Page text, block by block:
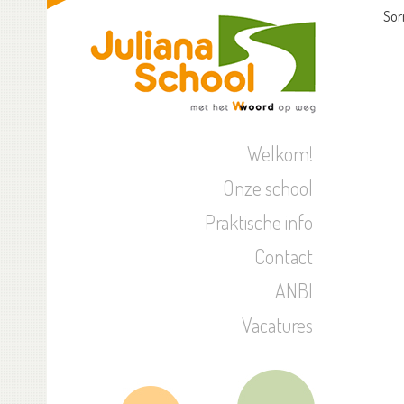
Welkom!
Onze school
Praktische info
Contact
ANBI
Vacatures